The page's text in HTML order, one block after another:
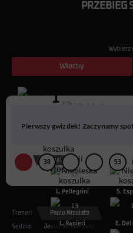
PRZEBIEG
Wybierz
Włochy
1
13
L. Ranieri E. Del
17
L. Pellegrini S.
A. Tripaldelli
G. Scamacca
Pierwszy gwizdek! Zaczynamy
38 53
Trener: Paolo Nicolato
Sędzia: Jesús Gil Manzano